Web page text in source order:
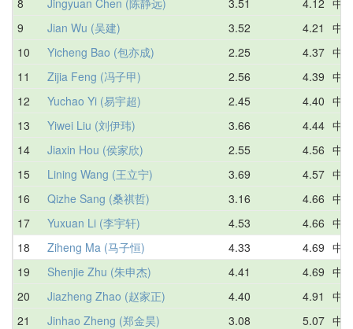
9
Jian Wu (吴建) 3.52 4.21
中
10
Yicheng Bao (包亦成) 2.25 4.37 中
11
Zijia Feng (冯子甲) 2.56 4.39 中
12
Yuchao Yi (易宇超) 2.45 4.40 中
13
Yiwei Liu (刘伊玮) 3.66 4.44 中
14
Jiaxin Hou (侯家欣) 2.55 4.56 中
15
Lining Wang (王立宁) 3.69 4.57 中
16
Qizhe Sang (桑祺哲) 3.16 4.66 中
17
Yuxuan Li (李宇轩) 4.53 4.66 中
18
Ziheng Ma (马子恒) 4.33 4.69 中
19
Shenjie Zhu (朱申杰) 4.41 4.69 中
20
Jiazheng Zhao (赵家正) 4.40 4.91
中
21
Jinhao Zheng (郑金昊) 3.08 5.07 中